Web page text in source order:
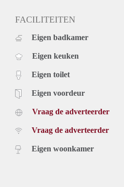
FACILITEITEN
Eigen badkamer
Eigen keuken
Eigen toilet
Eigen voordeur
Vraag de adverteerder
Vraag de adverteerder
Eigen woonkamer